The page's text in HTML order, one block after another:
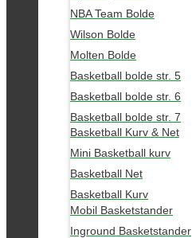
NBA Team Bolde
Wilson Bolde
Molten Bolde
Basketball bolde str. 5
Basketball bolde str. 6
Basketball bolde str. 7
Basketball Kurv & Net
Mini Basketball kurv
Basketball Net
Basketball Kurv
Mobil Basketstander
Inground Basketstander